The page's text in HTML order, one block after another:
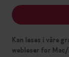
Kan leses i våre
webleser for